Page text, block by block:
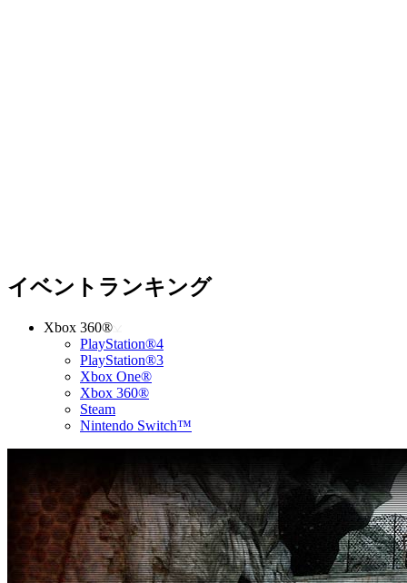
イベントランキング
Xbox 360®
PlayStation®4
PlayStation®3
Xbox One®
Xbox 360®
Steam
Nintendo Switch™